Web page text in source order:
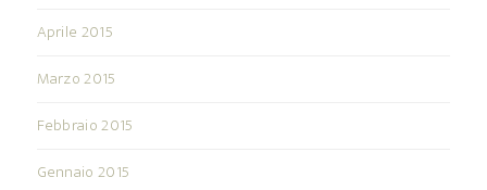
Aprile 2015
Marzo 2015
Febbraio 2015
Gennaio 2015